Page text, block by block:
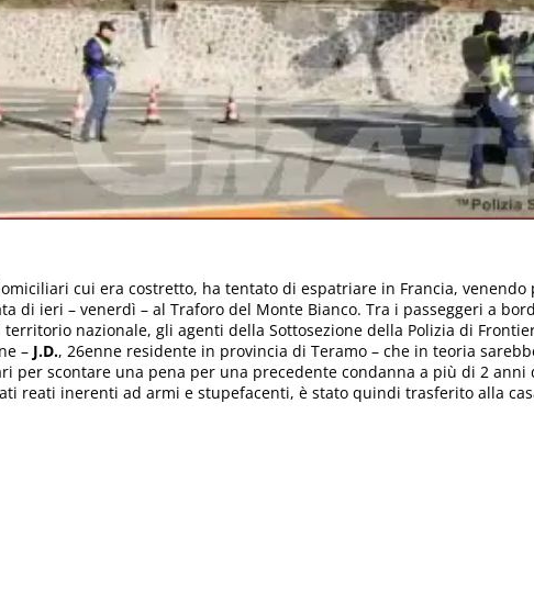
cui era costretto, ha tentato di espatriare in Francia, venendo
di ieri – venerdì – al Traforo del Monte Bianco. Tra i passeggeri a
nazionale, gli agenti della Sottosezione della Polizia di
– J.D., 26enne residente in provincia di Teramo – che in teoria
per scontare una pena per una precedente condanna a più di 2 anni
reati inerenti ad armi e stupefacenti, è stato quindi trasferito alla